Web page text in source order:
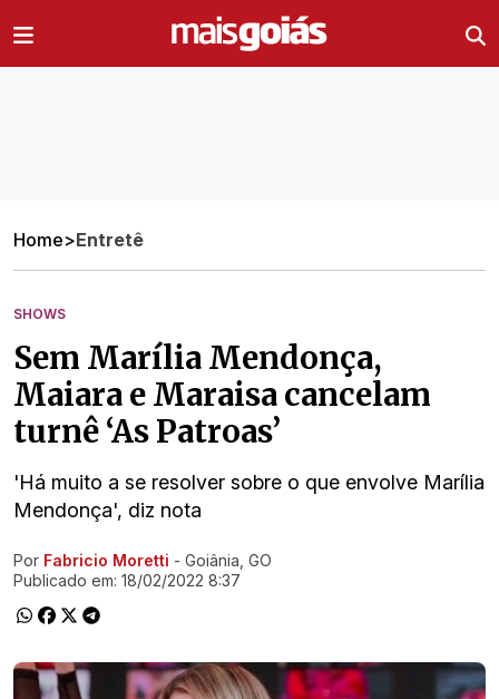
Home>Entretê
SHOWS
Sem Marília Mendonça,
Maiara e Maraisa cancelam
turnê ‘As Patroas’
'Há muito a se resolver sobre o que envolve Marília
Mendonça', diz nota
Ir direto pra matéria
Por Fabricio Moretti - Goiânia, GO
Publicado em: 18/02/2022 8:37